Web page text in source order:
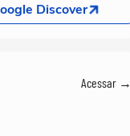
Acessar →
Discover